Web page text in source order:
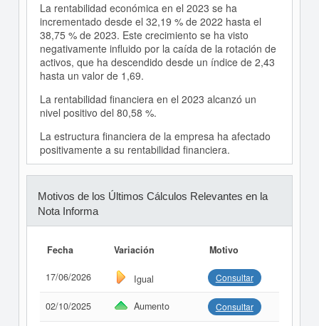
La rentabilidad económica en el 2023 se ha
incrementado desde el 32,19 % de 2022 hasta el
38,75 % de 2023. Este crecimiento se ha visto
negativamente influido por la caída de la rotación de
activos, que ha descendido desde un índice de 2,43
hasta un valor de 1,69.
La rentabilidad financiera en el 2023 alcanzó un
nivel positivo del 80,58 %.
La estructura financiera de la empresa ha afectado
positivamente a su rentabilidad financiera.
Motivos de los Últimos Cálculos Relevantes en la
Nota Informa
Fecha Variación Motivo
17/06/2026 Igual Consultar
02/10/2025 Aumento Consultar